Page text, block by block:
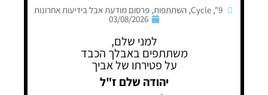
9"
,
Cycle
, השתתפות, פרסום מודעת אבל בידיעות אחרונות
03/08/2026
למני שלם,
משתתפים באבלך הכבד
על פטירתו של אביך
יהודה שלם ז"ל